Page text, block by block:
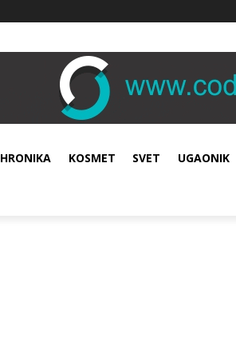
HRONIKA KOSMET SVET UGAONIK